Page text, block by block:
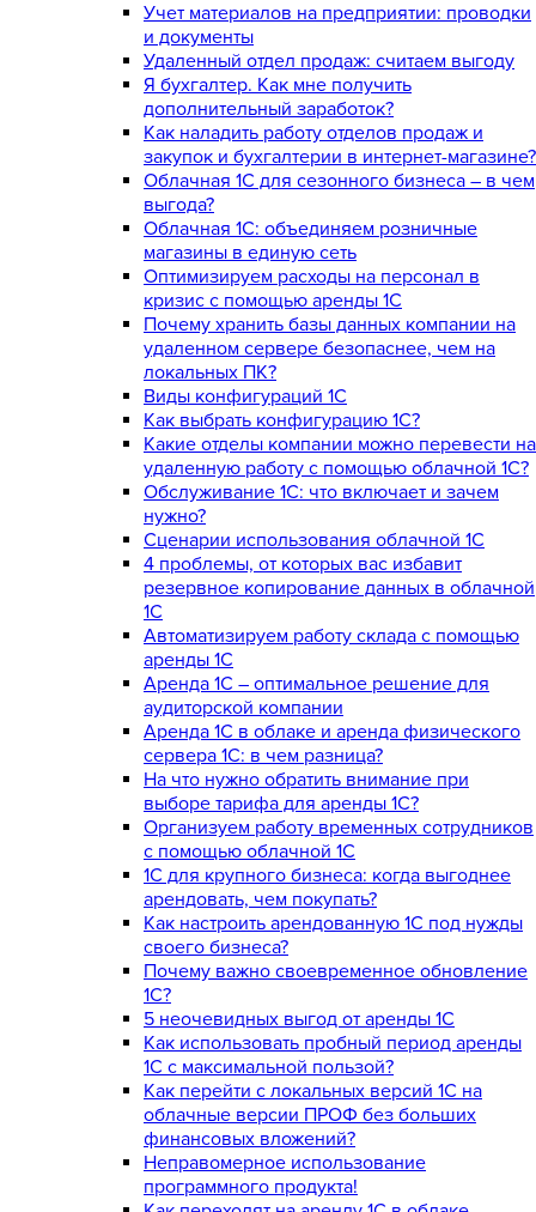
Учет материалов на предприятии: проводки
и документы
Удаленный отдел продаж: считаем выгоду
Я бухгалтер. Как мне получить
дополнительный заработок?
Как наладить работу отделов продаж и
закупок и бухгалтерии в интернет-магазине?
Облачная 1С для сезонного бизнеса – в чем
выгода?
Облачная 1С: объединяем розничные
магазины в единую сеть
Оптимизируем расходы на персонал в
кризис с помощью аренды 1С
Почему хранить базы данных компании на
удаленном сервере безопаснее, чем на
локальных ПК?
Виды конфигураций 1С
Как выбрать конфигурацию 1С?
Какие отделы компании можно перевести на
удаленную работу с помощью облачной 1С?
Обслуживание 1С: что включает и зачем
нужно?
Сценарии использования облачной 1С
4 проблемы, от которых вас избавит
резервное копирование данных в облачной
1С
Автоматизируем работу склада с помощью
аренды 1С
Аренда 1С – оптимальное решение для
аудиторской компании
Аренда 1С в облаке и аренда физического
сервера 1С: в чем разница?
На что нужно обратить внимание при
выборе тарифа для аренды 1С?
Организуем работу временных сотрудников
с помощью облачной 1С
1С для крупного бизнеса: когда выгоднее
арендовать, чем покупать?
Как настроить арендованную 1С под нужды
своего бизнеса?
Почему важно своевременное обновление
1С?
5 неочевидных выгод от аренды 1С
Как использовать пробный период аренды
1С с максимальной пользой?
Как перейти с локальных версий 1С на
облачные версии ПРОФ без больших
финансовых вложений?
Неправомерное использование
программного продукта!